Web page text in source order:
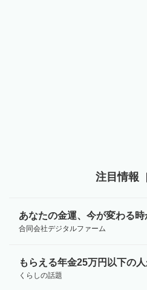
注目情報
あなたの金運、今が変わる
合同会社デジタルファーム
もらえる年金25万円以下の
くらしの話題